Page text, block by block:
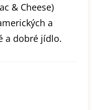
& Cheese)
a
a dobré jídlo.